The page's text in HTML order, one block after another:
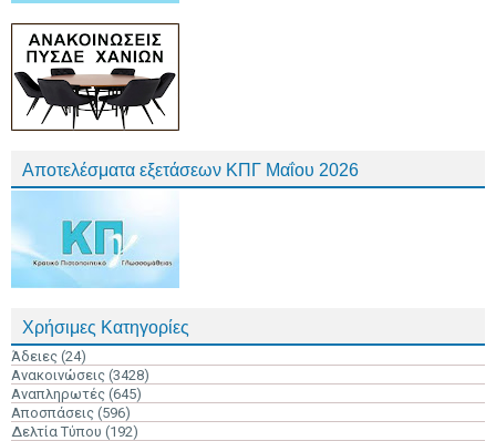
Αποτελέσματα εξετάσεων ΚΠΓ Μαΐου 2026
Χρήσιμες Κατηγορίες
Άδειες (24)
Ανακοινώσεις (3428)
Αναπληρωτές (645)
Αποσπάσεις (596)
Δελτία Τύπου (192)